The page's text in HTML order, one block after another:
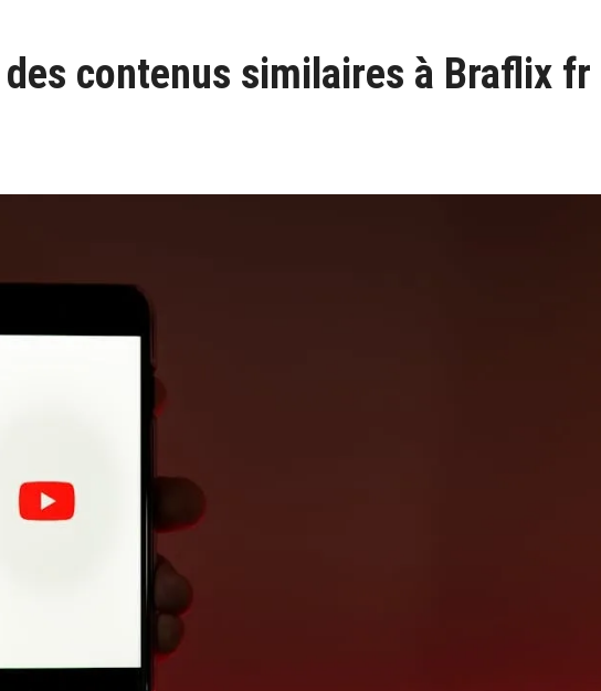
contenus similaires à Braflix fr